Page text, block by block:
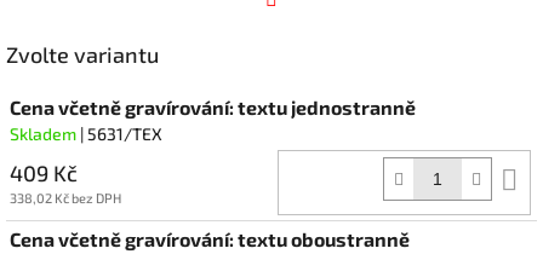
Zvolte variantu
Cena včetně gravírování: textu jednostranně
Skladem | 5631/TEX
409 Kč
338,02 Kč bez DPH
Cena včetně gravírování: textu oboustranně